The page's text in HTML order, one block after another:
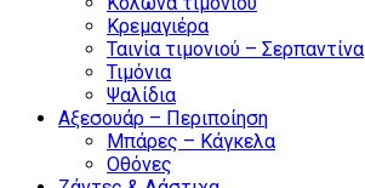
Κρεμαγιέρα
Ταινία τιμονιού – Σερπαντίνα
Τιμόνια
Ψαλίδια
Αξεσουάρ – Περιποίηση
Μπάρες – Κάγκελα
Οθόνες